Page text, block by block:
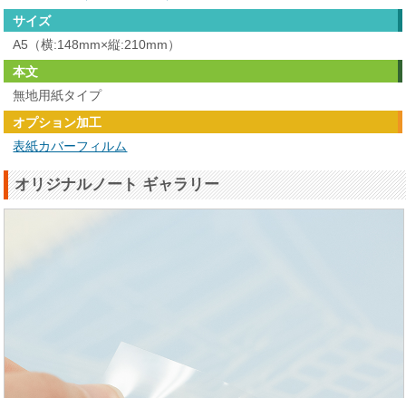
サイズ
A5（横:148mm×縦:210mm）
本文
無地用紙タイプ
オプション加工
表紙カバーフィルム
オリジナルノート ギャラリー